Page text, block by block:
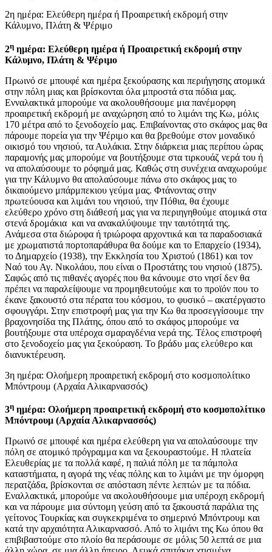
2η ημέρα: Ελεύθερη ημέρα ή Προαιρετική εκδρομή στην
Κάλυμνο, Πλάτη & Ψέριμο
2η ημέρα: Ελεύθερη ημέρα ή Προαιρετική εκδρομή στην
Κάλυμνο, Πλάτη & Ψέριμο
Πρωινό σε μπουφέ και ημέρα ξεκούρασης και περιήγησης ατομικά
στην πόλη μιας και βρίσκονται όλα μπροστά στα πόδια μας.
Ενναλακτικά μπορούμε να ακολουθήσουμε μια πανέμορφη
προαιρετική εκδρομή με αναχώρηση από το λιμάνι της Κω, μόλις
170 μέτρα από το ξενοδοχείο μας. Επιβαίνοντας στο σκάφος μας θα
πάρουμε πορεία για την Ψέριμο και θα βρεθούμε στον μοναδικό
οικισμό του νησιού, τα Αυλάκια. Στην διάρκεια μιας περίπου ώρας
παραμονής μας μπορούμε να βουτήξουμε στα τιρκουάζ νερά του ή
να απολαύσουμε το ρόφημά μας. Καθώς στη συνέχεια αναχωρούμε
για την Κάλυμνο θα απολαύσουμε πάνω στο σκάφος μας το
δικαιούμενο μπάρμπεκιου γεύμα μας. Φτάνοντας στην
πρωτεύουσα και λιμάνι του νησιού, την Πόθια, θα έχουμε
ελεύθερο χρόνο στη διάθεσή μας για να περιηγηθούμε ατομικά στα
στενά δρομάκια και να ανακαλύψουμε την ταυτότητά της.
Ανάμεσα στα διώροφα ή τριώροφα αρχοντικά και τα παραδοσιακά
με χρωματιστά πορτοπαράθυρα θα δούμε και το Επαρχείο (1934),
το Δημαρχείο (1938), την Εκκλησία του Χριστού (1861) και τον
Ναό του Αγ. Νικολάου, που είναι ο Προστάτης του νησιού (1875).
Σαφώς από τις πιθανές αγορές που θα κάνουμε στο νησί δεν θα
πρέπει να παραλείψουμε να προμηθευτούμε και το προϊόν που το
έκανε ξακουστό στα πέρατα του κόσμου, το φυσικό – ακατέργαστο
σφουγγάρι. Στην επιστροφή μας για την Κω θα προσεγγίσουμε την
βραχονησίδα της Πλάτης, όπου από το σκάφος μπορούμε να
βουτήξουμε στα υπέροχα σμαραγδένια νερά της. Τέλος επιστροφή
στο ξενοδοχείο μας για ξεκούραση. Το βράδυ μας ελεύθερο και
διανυκτέρευση.
3η ημέρα: Ολοήμερη προαιρετική εκδρομή στο κοσμοπολίτικο
Μπόντρουμ (Αρχαία Αλικαρνασσός)
3η ημέρα: Ολοήμερη προαιρετική εκδρομή στο κοσμοπολίτικο
Μπόντρουμ (Αρχαία Αλικαρνασσός)
Πρωινό σε μπουφέ και ημέρα ελεύθερη για να απολαύσουμε την
πόλη σε ατομικό πρόγραμμα και να ξεκουραστούμε. Η πλατεία
Ελευθερίας με τα πολλά καφέ, η παλιά πόλη με τα πάμπολα
καταστήματα, η αγορά της νέας πόλης και το λιμάνι με την όμορφη
περατζάδα, βρίσκονται σε απόσταση πέντε λεπτών με τα πόδια.
Εναλλακτικά, μπορούμε να ακολουθήσουμε μια υπέροχη εκδρομή
και να πάρουμε μια σύντομη γεύση από τα ξακουστά παράλια της
γείτονος Τουρκίας και συγκεκριμένα το σημερινό Μπόντρουμ και
κατά την αρχαιότητα Αλικαρνασσό. Από το λιμάνι της Κω όπου θα
επιβιβαστούμε στο πλοίο θα περάσουμε σε μόλις 50 λεπτά σε μια